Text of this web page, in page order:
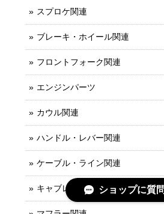
スプロケ関連
ブレーキ・ホイール関連
フロントフォーク関連
エンジンパーツ
カウル関連
ハンドル・レバー関連
ケーブル・ライン関連
キャブレター関連ショップに質